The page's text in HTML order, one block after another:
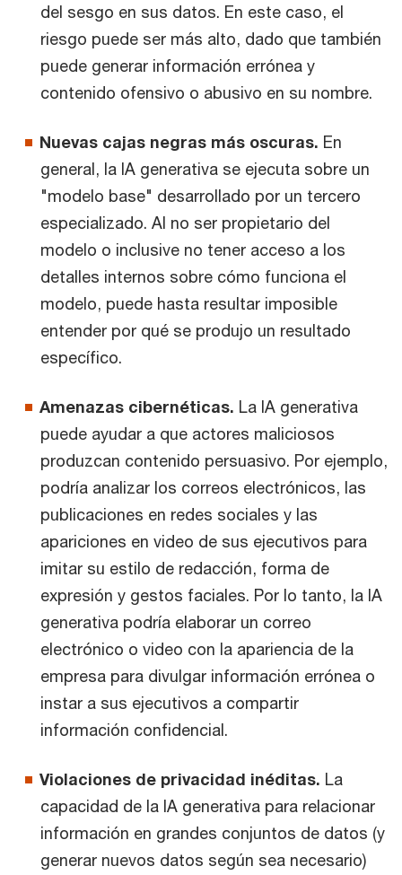
del sesgo en sus datos. En este caso, el
riesgo puede ser más alto, dado que también
puede generar información errónea y
contenido ofensivo o abusivo en su nombre.
Nuevas cajas negras más oscuras. En
general, la IA generativa se ejecuta sobre un
"modelo base" desarrollado por un tercero
especializado. Al no ser propietario del
modelo o inclusive no tener acceso a los
detalles internos sobre cómo funciona el
modelo, puede hasta resultar imposible
entender por qué se produjo un resultado
específico.
Amenazas cibernéticas. La IA generativa
puede ayudar a que actores maliciosos
produzcan contenido persuasivo. Por ejemplo,
podría analizar los correos electrónicos, las
publicaciones en redes sociales y las
apariciones en video de sus ejecutivos para
imitar su estilo de redacción, forma de
expresión y gestos faciales. Por lo tanto, la IA
generativa podría elaborar un correo
electrónico o video con la apariencia de la
empresa para divulgar información errónea o
instar a sus ejecutivos a compartir
información confidencial.
Violaciones de privacidad inéditas. La
capacidad de la IA generativa para relacionar
información en grandes conjuntos de datos (y
generar nuevos datos según sea necesario)